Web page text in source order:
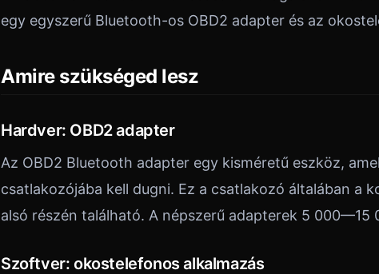
egy egyszerű Bluetooth-os OBD2 adapter és az
Amire szükséged lesz
Hardver: OBD2 adapter
Az OBD2 Bluetooth adapter egy kisméretű eszköz,
csatlakozójába kell dugni. Ez a csatlakozó általában a
alsó részén található. A népszerű adapterek 5
Szoftver: okostelefonos alkalmazás